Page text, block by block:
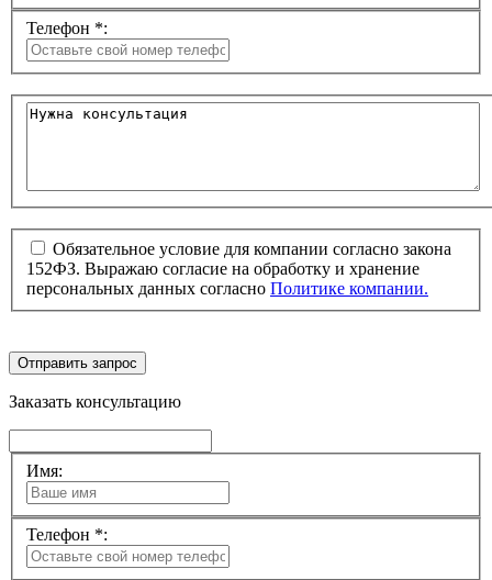
Телефон *:
Обязательное условие для компании согласно закона
152ФЗ. Выражаю согласие на обработку и хранение
персональных данных согласно Политике компании.
Отправить запрос
Заказать консультацию
Имя:
Телефон *: